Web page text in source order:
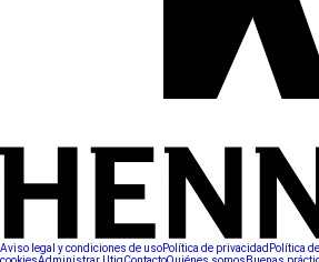
Aviso legal y condiciones de usoPolítica de privacidad Política